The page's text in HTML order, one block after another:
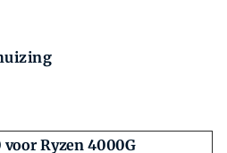
Ryzen 4000G